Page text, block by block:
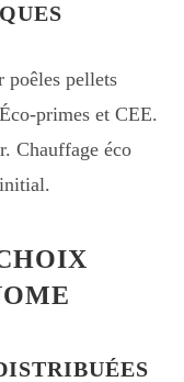
poêles pellets
primes et CEE.
Chauffage éco